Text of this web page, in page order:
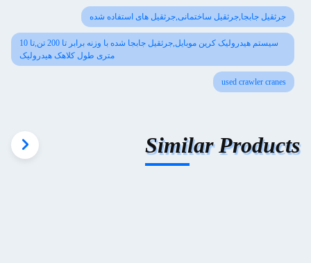
جرثقیل جابجا,جرثقیل ساختمانی,جرثقیل های استفاده شده
سیستم هیدرولیک کرین موبایل,جرثقیل جابجا شده با وزنه برابر تا 200 تن,تا 10
متری طول کلاهک هیدرولیک
used crawler cranes
Similar Products